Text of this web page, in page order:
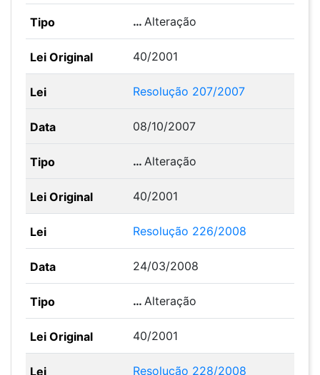
…Alteração
40/2001
Resolução 207/2007
08/10/2007
…Alteração
40/2001
Resolução 226/2008
24/03/2008
…Alteração
40/2001
Resolução 228/2008